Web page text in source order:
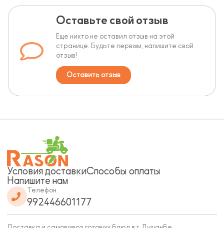
Оставьте свой отзыв
Еще никто не оставил отзыв на этой
странице. Будьте первым, напишите свой
отзыв!
Оставить отзыв
Условия доставкиСпособы оплаты
Напишите нам
Телефон
992446601177